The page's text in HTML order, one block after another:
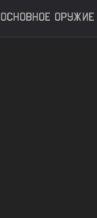
ОСНОВНОЕ ОРУЖИЕ